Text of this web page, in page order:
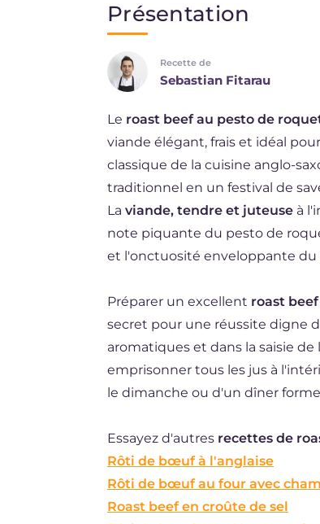
NL
Présentation
Recette de
Sebastian Fitarau
Le roast beef au pesto de
viande élégant, frais et idéal
classique de la cuisine anglo-
traditionnel en un festival de
La viande, tendre et juteuse à
note piquante du pesto de
et l'onctuosité enveloppante du
Préparer un excellent roast
secret pour une réussite digne
aromatiques et dans la saisie
emprisonner tous les jus à
le dimanche ou d'un dîner
Essayez d'autres recettes de
Rôti de bœuf à l'anglaise
Rôti de bœuf au four avec
Roast beef en croûte de sel